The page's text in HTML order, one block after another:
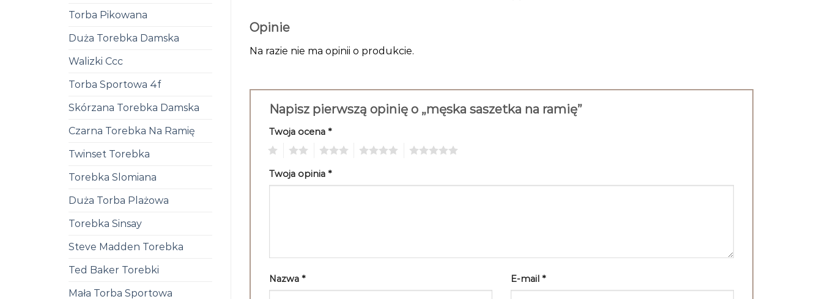
Torba Pikowana
Duża Torebka Damska
Walizki Ccc
Torba Sportowa 4f
Skórzana Torebka Damska
Czarna Torebka Na Ramię
Twinset Torebka
Torebka Slomiana
Duża Torba Plażowa
Torebka Sinsay
Steve Madden Torebka
Ted Baker Torebki
Mała Torba Sportowa
Opinie
Na razie nie ma opinii o produkcie.
Napisz pierwszą opinię o „męska saszetka na ramię”
Twoja ocena *
Twoja opinia *
Nazwa * E-mail *